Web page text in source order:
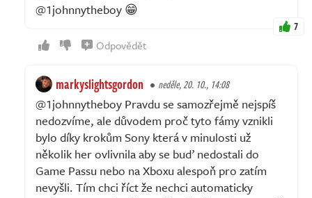
@1johnnytheboy 😁
7
Odpovědět
markyslightsgordon neděle, 20. 10., 14:08
@1johnnytheboy Pravdu se samozřejmě nejspíš
nedozvíme, ale důvodem proč tyto fámy vznikli
bylo díky krokům Sony která v minulosti už
několik her ovlivnila aby se buď nedostali do
Game Passu nebo na Xboxu alespoň pro zatím
nevyšli. Tím chci říct že nechci automaticky